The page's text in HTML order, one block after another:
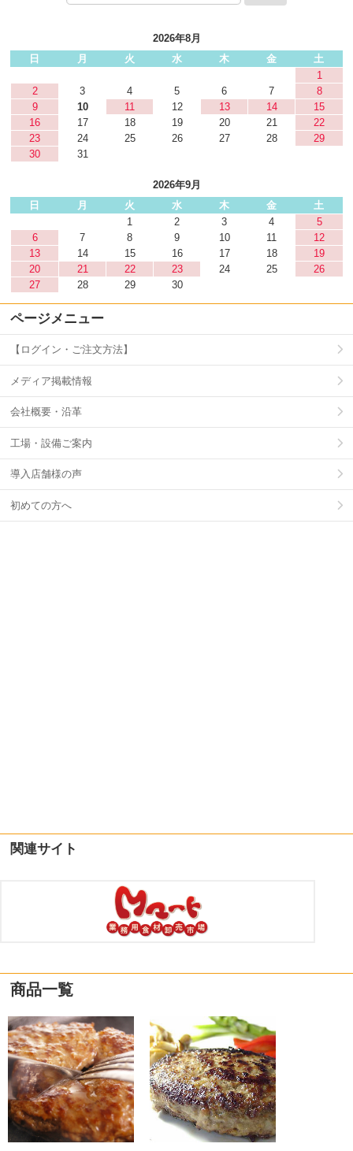
2026年8月
日
月 火 水 木 金
土
1
2
3 4 5 6 7
8
9
10 11 12 13 14
15
16
17 18 19 20 21
22
23
24 25 26 27 28
29
30
31
2026年9月
日
月 火 水 木 金
土
1
2 3 4
5
6
7 8 9 10 11
12
13
14 15 16 17 18
19
20
21 22 23 24 25
26
27
28 29 30
ページメニュー
【ログイン・ご注文方法】
メディア掲載情報
会社概要・沿革
工場・設備ご案内
導入店舗様の声
初めての方へ
関連サイト
商品一覧